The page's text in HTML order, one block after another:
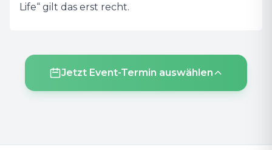
Life“ gilt das erst recht.
Jetzt Event-Termin auswählen